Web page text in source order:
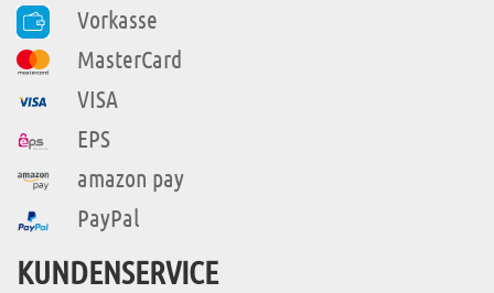
Vorkasse
MasterCard
VISA
EPS
amazon pay
PayPal
KUNDENSERVICE